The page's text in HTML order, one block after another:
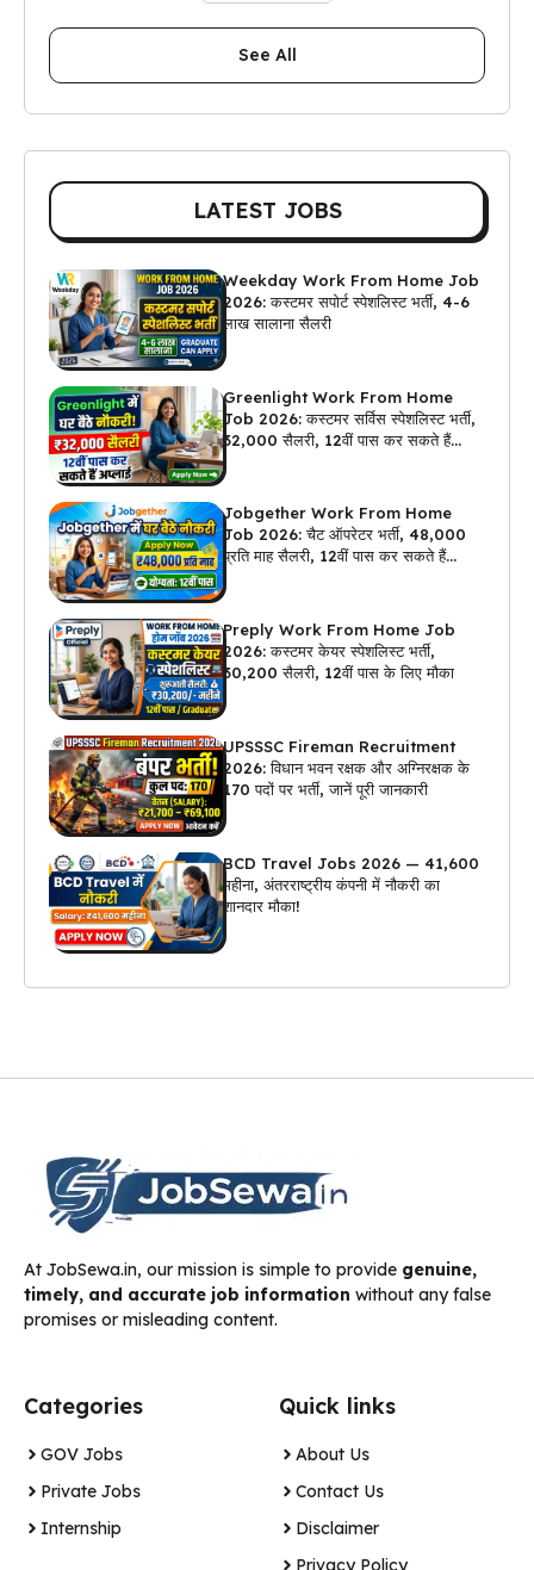
See All
LATEST JOBS
Weekday Work From Home Job
2026: कस्टमर सपोर्ट स्पेशलिस्ट भर्ती, 4-6
लाख सालाना सैलरी
Greenlight Work From Home
Job 2026: कस्टमर सर्विस स्पेशलिस्ट भर्ती,
₹32,000 सैलरी, 12वीं पास कर सकते हैं
Jobgether Work From Home
Job 2026: चैट ऑपरेटर भर्ती, ₹48,000
प्रति माह सैलरी, 12वीं पास कर सकते हैं
Preply Work From Home Job
2026: कस्टमर केयर स्पेशलिस्ट भर्ती,
₹30,200 सैलरी, 12वीं पास के लिए मौका
UPSSSC Fireman Recruitment
2026: विधान भवन रक्षक और अग्निरक्षक के
170 पदों पर भर्ती, जानें पूरी जानकारी
BCD Travel Jobs 2026 — ₹41,600
महीना, अंतरराष्ट्रीय कंपनी में नौकरी का
शानदार मौका!
At JobSewa.in, our mission is simple to provide genuine,
timely, and accurate job information without any false
promises or misleading content.
Categories
GOV Jobs
Private Jobs
Internship
Quick links
About Us
Contact Us
Disclaimer
Privacy Policy